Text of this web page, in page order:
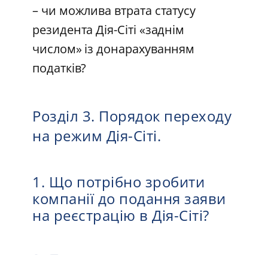
– чи можлива втрата статусу
резидента Дія-Сіті «заднім
числом» із донарахуванням
податків?
Розділ 3. Порядок переходу
на режим Дія-Сіті.
1. Що потрібно зробити
компанії до подання заяви
на реєстрацію в Дія-Сіті?